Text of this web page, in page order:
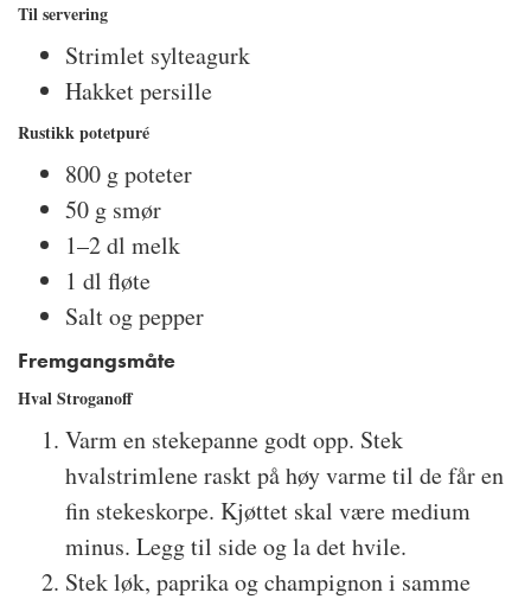
Til servering
Strimlet sylteagurk
Hakket persille
Rustikk potetpuré
800 g poteter
50 g smør
1–2 dl melk
1 dl fløte
Salt og pepper
Fremgangsmåte
Hval Stroganoff
Varm en stekepanne godt opp. Stek
hvalstrimlene raskt på høy varme til de får en
fin stekeskorpe. Kjøttet skal være medium
minus. Legg til side og la det hvile.
Stek løk, paprika og champignon i samme